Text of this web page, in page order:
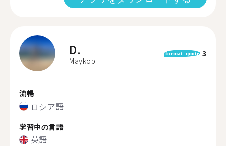
D.
Maykop
format_quote 3
流暢
ロシア語
学習中の言語
英語